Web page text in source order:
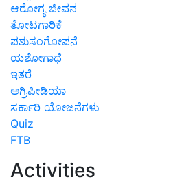
ಆರೋಗ್ಯ ಜೀವನ
ತೋಟಗಾರಿಕೆ
ಪಶುಸಂಗೋಪನೆ
ಯಶೋಗಾಥೆ
ಇತರೆ
ಅಗ್ರಿಪೀಡಿಯಾ
ಸರ್ಕಾರಿ ಯೋಜನೆಗಳು
Quiz
FTB
Activities